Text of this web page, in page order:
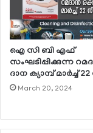
ഐ സി ബി എഫ്
സംഘടിപ്പിക്കുന്ന
ദാന ക്യാമ്പ് മാര്‍ച്ച്
March 20, 2024